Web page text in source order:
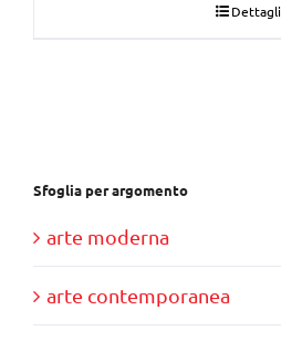
Dettagli
Sfoglia per argomento
arte moderna
arte contemporanea